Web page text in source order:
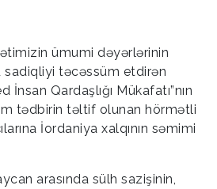
ümumi dəyərlərinin
sadiqliyi təcəssüm etdirən
İnsan Qardaşlığı Mükafatı”nın
tədbirin təltif olunan hörmətli
İordaniya xalqının səmimi
arasında sülh sazişinin,